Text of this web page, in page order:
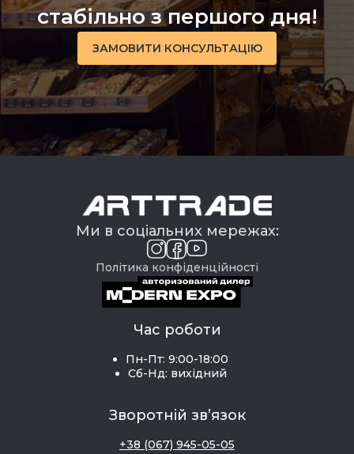
стабільно з першого дня!
ЗАМОВИТИ КОНСУЛЬТАЦІЮ
Ми в соціальних мережах:
Політика конфіденційності
Час роботи
Пн-Пт: 9:00-18:00
Сб-Нд: вихідний
Зворотній зв’язок
+38 (067) 945-05-05